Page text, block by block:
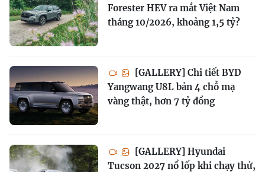
Forester HEV ra mắt Việt Nam
tháng 10/2026, khoảng 1,5 tỷ?
[GALLERY] Chi tiết BYD
Yangwang U8L bản 4 chỗ mạ
vàng thật, hơn 7 tỷ đồng
[GALLERY] Hyundai
Tucson 2027 nổ lốp khi chạy thử,